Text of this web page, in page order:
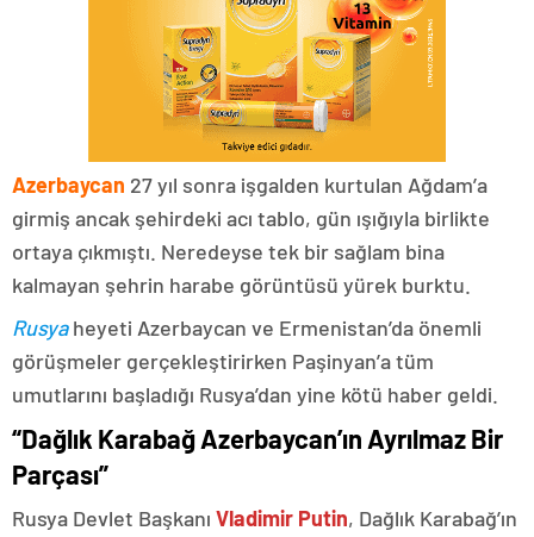
Azerbaycan 27 yıl sonra işgalden kurtulan Ağdam’a
girmiş ancak şehirdeki acı tablo, gün ışığıyla birlikte
ortaya çıkmıştı. Neredeyse tek bir sağlam bina
kalmayan şehrin harabe görüntüsü yürek burktu.
Rusyaheyeti Azerbaycan ve Ermenistan’da önemli
görüşmeler gerçekleştirirken Paşinyan’a tüm
umutlarını başladığı Rusya’dan yine kötü haber geldi.
“Dağlık Karabağ Azerbaycan’ın Ayrılmaz Bir
Parçası”
Rusya Devlet Başkanı Vladimir Putin, Dağlık Karabağ’ın